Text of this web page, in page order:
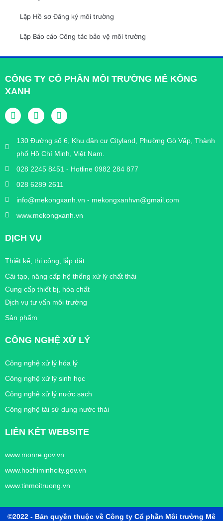
Lập Hồ sơ Đăng ký môi trường
Lập Báo cáo Công tác bảo vệ môi trường
CÔNG TY CỔ PHẦN MÔI TRƯỜNG MÊ KÔNG
XANH
130 Đường số 6, Khu dân cư Cityland, Phường Gò Vấp, Thành
phố Hồ Chí Minh, Việt Nam.
028 2245 8451 - Hotline 0982 284 877
028 6289 2611
info@mekongxanh.vn - mekongxanhvn@gmail.com
www.mekongxanh.vn
DỊCH VỤ
Thiết kế, thi công, lắp đặt
Cải tạo, nâng cấp hệ thống xử lý chất thải
Cung cấp thiết bị, hóa chất
Dịch vụ tư vấn môi trường
Sản phẩm
CÔNG NGHỆ XỬ LÝ
Công nghệ xử lý hóa lý
Công nghệ xử lý sinh học
Công nghệ xử lý nước sạch
Công nghệ tái sử dụng nước thải
LIÊN KẾT WEBSITE
www.monre.gov.vn
www.hochiminhcity.gov.vn
www.tinmoitruong.vn
©2022 - Bản quyền thuộc về Công ty Cổ phần Môi trường Mê